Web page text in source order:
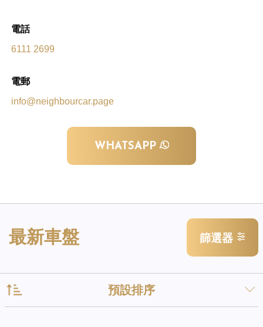
電話
6111 2699
電郵
info@neighbourcar.page
WHATSAPP
最新車盤 篩選器
預設排序